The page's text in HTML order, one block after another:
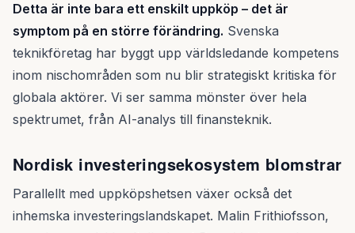
Detta är inte bara ett enskilt uppköp – det är
symptom på en större förändring. Svenska
teknikföretag har byggt upp världsledande kompetens
inom nischområden som nu blir strategiskt kritiska för
globala aktörer. Vi ser samma mönster över hela
spektrumet, från AI-analys till finansteknik.
Nordisk investeringsekosystem blomstrar
Parallellt med uppköpshetsen växer också det
inhemska investeringslandskapet. Malin Frithiofsson,